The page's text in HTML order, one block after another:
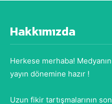
Hakkımızda
Herkese merhaba!
yayın dönemine hazır !
Uzun fikir tartışmalarının